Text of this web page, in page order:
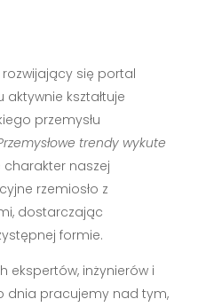
się portal
kształtuje
przemysłu
trendy wykute
naszej
rzemiosło z
dostarczając
formie.
ekspertów, inżynierów i
dnia pracujemy nad tym,